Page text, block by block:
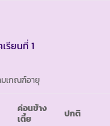
รียนที่ 1
เกณฑ์อายุ
ค่อนข้าง
เตี้ย
ปกติ